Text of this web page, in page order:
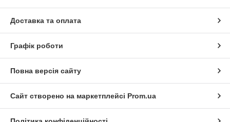
Доставка та оплата
Графік роботи
Повна версія сайту
Сайт створено на маркетплейсі Prom.ua